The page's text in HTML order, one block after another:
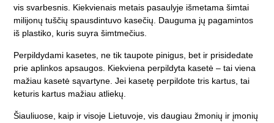
vis svarbesnis. Kiekvienais metais pasaulyje išmetama šimtai
milijonų tuščių spausdintuvo kasečių. Dauguma jų pagamintos
iš plastiko, kuris suyra šimtmečius.
Perpildydami kasetes, ne tik taupote pinigus, bet ir prisidedate
prie aplinkos apsaugos. Kiekviena perpildyta kasetė – tai viena
mažiau kasetė sąvartyne. Jei kasetę perpildote tris kartus, tai
keturis kartus mažiau atliekų.
Šiauliuose, kaip ir visoje Lietuvoje, vis daugiau žmonių ir įmonių